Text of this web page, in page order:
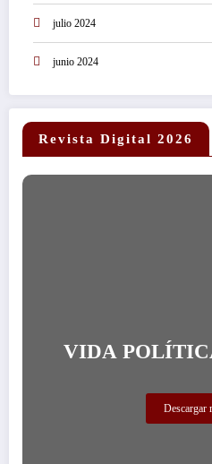
julio 2024
junio 2024
Revista Digital 2026
VIDA
Descargar